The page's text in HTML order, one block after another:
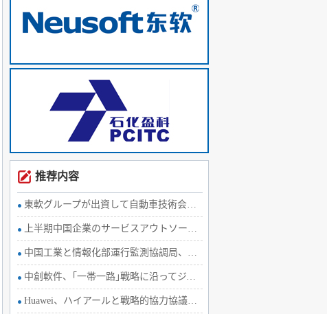
推荐内容
東軟グループが出資して自動車技術会社を設立
上半期中国企業のサービスアウトソーシング、契約ベース金額4.9%
中国工業と情報化部運行監測協調局、上半期ソフトウェア経済運行
中創軟件、｢一帯一路｣戦略に沿ってジャマイカの高
Huawei、ハイアールと戦略的協力協議を締結